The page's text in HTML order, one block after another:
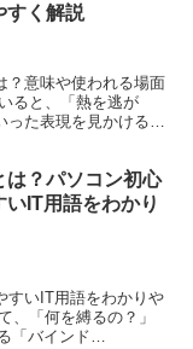
すく解説
？意味や使われる場面
ると、「熱を逃が
た表現を見かけるこ
は？パソコン初心
IT用語をわかり
すいIT用語をわかりや
、「何を縛るの？」
「バインド